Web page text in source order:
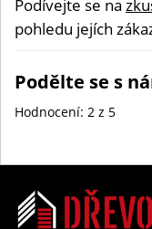
Podívejte se na
pohledu jejích
Podělte se s
Hodnocení: 2 z 5